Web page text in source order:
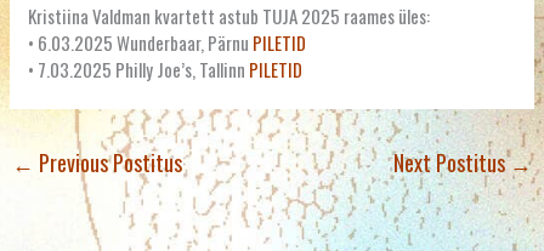
Kristiina Valdman kvartett astub TUJA 2025 raames üles:
• 6.03.2025 Wunderbaar, Pärnu PILETID
• 7.03.2025 Philly Joe’s, Tallinn PILETID
← Previous Postitus Next Postitus→